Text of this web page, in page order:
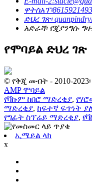
ድህረ ገጽ፡
አድራሻ፡ የጂያንግሱ
የሞባይል ድህረ ገጽ
© የቅጂ መብት - 2010-
AMP ሞባይል
የቫኩም ከበሮ ማድረቂያ,
ማድረቂያ, ከፍተኛ ፍጥነት
የግፊት ስፕሬይ ማድረቂያ,
ኢሜይል ላክ
x